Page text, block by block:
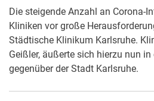
Die steigende Anzahl an Corona-
Kliniken vor große
Städtische Klinikum Karlsruhe.
Geißler, äußerte sich hierzu nun
gegenüber der Stadt Karlsruhe.